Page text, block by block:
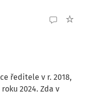
ředitele v r. 2018,
2024. Zda v